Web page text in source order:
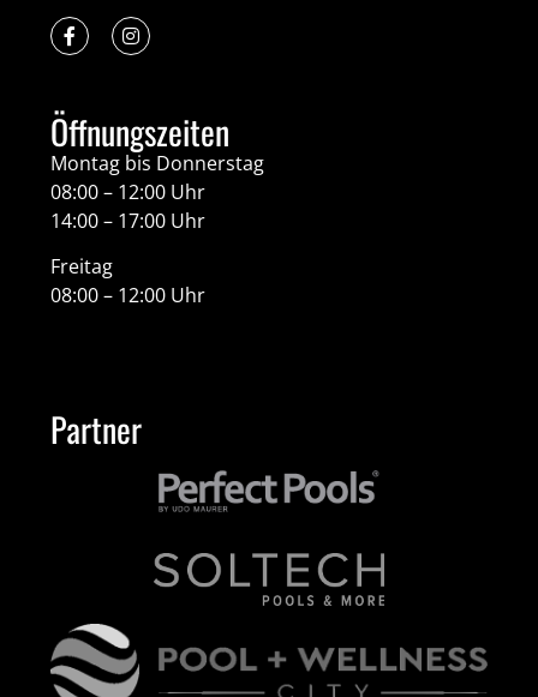
Öffnungszeiten
Montag bis Donnerstag
08:00 – 12:00 Uhr
14:00 – 17:00 Uhr
Freitag
08:00 – 12:00 Uhr
Partner